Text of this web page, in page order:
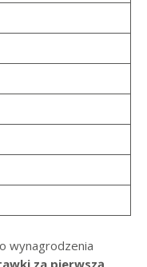
wynagrodzenia